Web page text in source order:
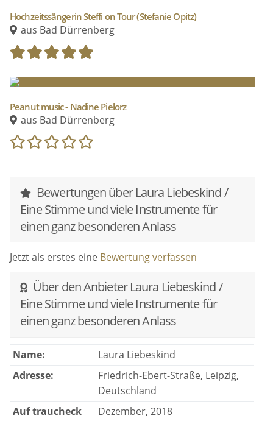
sehr fordert, nichts so sehr bewegt und nichts so
glücklich macht. Außerdem sind Musik
und gerne auch andere Interessen
damit verbinden kann. Ich liebe zum Beispiel das
Erlernen von Sprachen wie
Französisch, Italienisch, Spanisch, Russisch, sogar
selten all möglichen fremdsprachlichen
Songwünsche meiner Zuhörer. Und es kam auch
schon vor, dass sich ein Brautpaar ganz unverhofft
denn als das Chamäleon, das ich bin,
stelle ich mich sehr gern auf viele Kontexte ein, um
am Ende alle zufrieden und glücklich
zu machen. Immerhin erlaubt Musik es auch immer
über genau die Themen zu singen,
die einem besonders am Herzen liegen oder im
jeweiligen Rahmen besonders wichtig
Hochzeitssängerin Steffi on Tour (Stefanie Opitz)
aus Bad Dürrenberg
Peanut music - Nadine Pielorz
aus Bad Dürrenberg
Bewertungen über Laura Liebeskind /
Eine Stimme und viele Instrumente für
einen ganz besonderen Anlass
Jetzt als erstes eine Bewertung verfassen
Über den Anbieter Laura Liebeskind /
Eine Stimme und viele Instrumente für
einen ganz besonderen Anlass
Name:
Laura Liebeskind
Adresse:
Friedrich-Ebert-Straße, Leipzig,
Deutschland
Auf traucheck
Dezember, 2018